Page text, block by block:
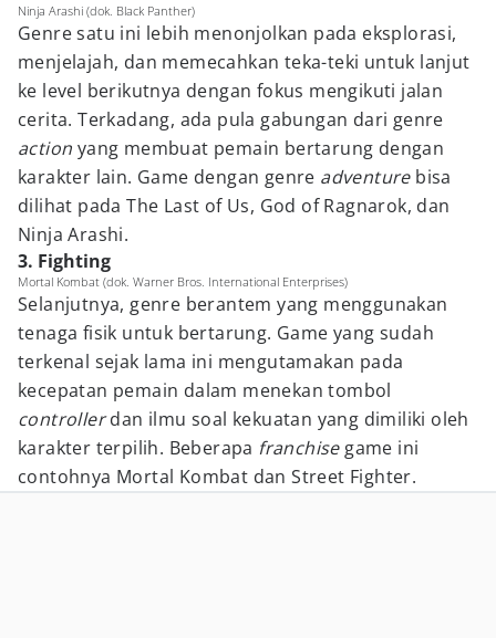
Ninja Arashi (dok. Black Panther)
Genre satu ini lebih menonjolkan pada eksplorasi,
menjelajah, dan memecahkan teka-teki untuk lanjut
ke level berikutnya dengan fokus mengikuti jalan
cerita. Terkadang, ada pula gabungan dari genre
action yang membuat pemain bertarung dengan
karakter lain. Game dengan genre adventure bisa
dilihat pada The Last of Us, God of Ragnarok, dan
Ninja Arashi.
3. Fighting
Mortal Kombat (dok. Warner Bros. International Enterprises)
Selanjutnya, genre berantem yang menggunakan
tenaga fisik untuk bertarung. Game yang sudah
terkenal sejak lama ini mengutamakan pada
kecepatan pemain dalam menekan tombol
controllerdan ilmu soal kekuatan yang dimiliki oleh
karakter terpilih. Beberapa franchise game ini
contohnya Mortal Kombat dan Street Fighter.